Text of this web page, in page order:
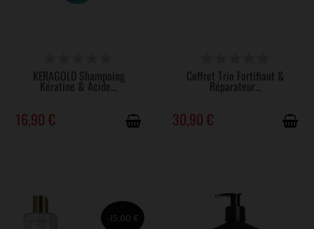
KERAGOLD Shampoing
Kératine & Acide...
16,90 €
Coffret Trio Fortifiant &
Réparateur...
30,90 €
-15,00 €